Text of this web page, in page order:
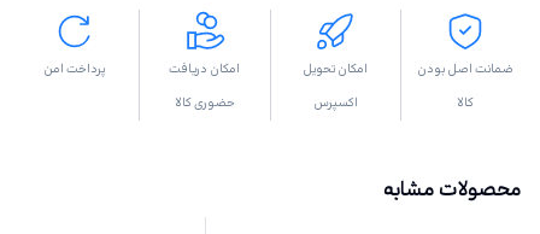
ضمانت اصل بودن
کالا
امکان تحویل
اکسپرس
امکان دریافت
حضوری کالا
پرداخت امن
محصولات مشابه